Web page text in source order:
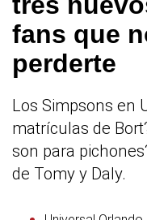
fans que
perderte
Los Simpsons en
matrículas de
son para
de Tomy y Daly.